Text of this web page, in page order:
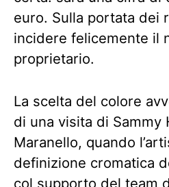
euro. Sulla portata dei
incidere felicemente il
proprietario.
La scelta del colore
di una visita di Sammy
Maranello, quando
definizione cromatica
col supporto del team